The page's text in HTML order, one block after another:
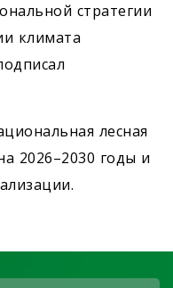
стратегии
климата
лесная
2026–2030 годы и